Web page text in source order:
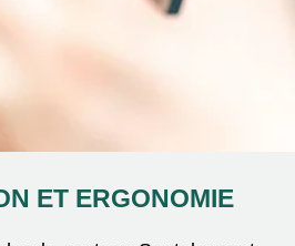
ET ERGONOMIE